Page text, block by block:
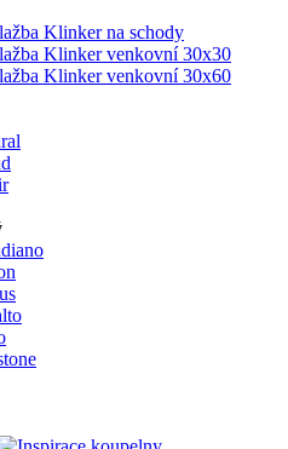
Klinker na schody
Klinker venkovní 30x30
Klinker venkovní 30x60